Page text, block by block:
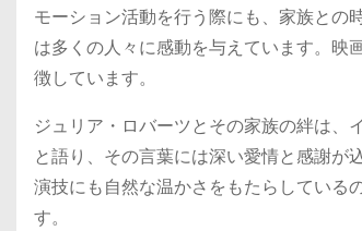
モーション活動を行う際にも、家族との
は多くの人々に感動を与えています。映
徴しています。
ジュリア・ロバーツとその家族の絆は、
と語り、その言葉には深い愛情と感謝
演技にも自然な温かさをもたらしている
す。